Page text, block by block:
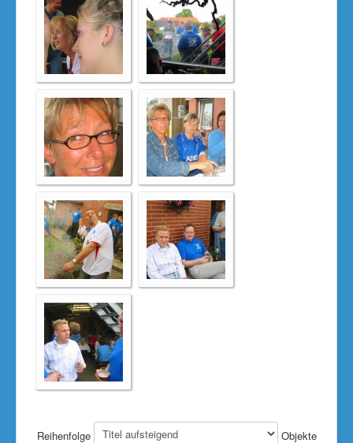
Reihenfolge Objekte